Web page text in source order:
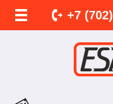
+7 (702)